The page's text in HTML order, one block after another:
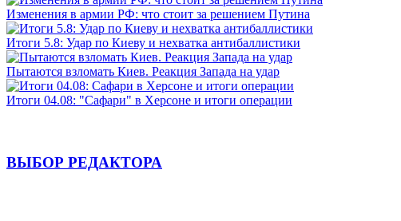
Изменения в армии РФ: что стоит за решением Путина
Итоги 5.8: Удар по Киеву и нехватка антибаллистики
Пытаются взломать Киев. Реакция Запада на удар
Итоги 04.08: "Сафари" в Херсоне и итоги операции
ВЫБОР РЕДАКТОРА